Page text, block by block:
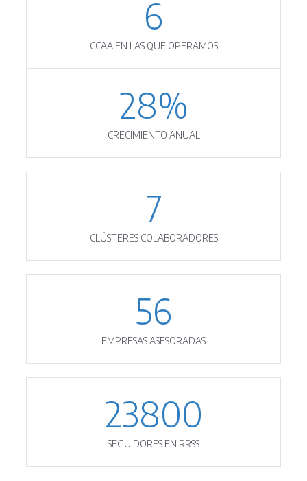
6
CCAA EN LAS QUE OPERAMOS
28%
CRECIMIENTO ANUAL
7
CLÚSTERES COLABORADORES
56
EMPRESAS ASESORADAS
23800
SEGUIDORES EN RRSS